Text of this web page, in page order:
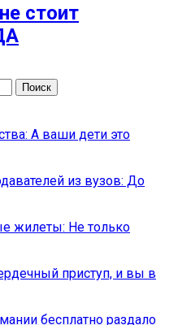
стоит
А ваши дети это
из вузов: До
жилеты: Не только
приступ, и вы в
бесплатно раздало